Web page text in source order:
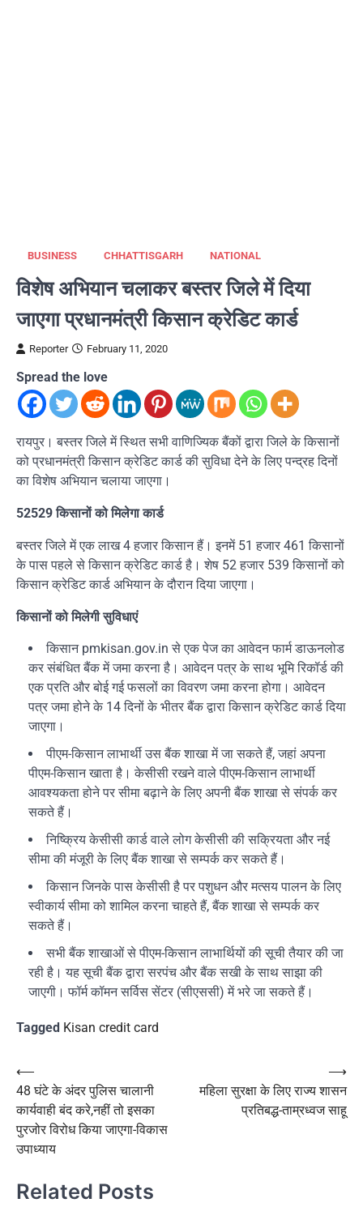
BUSINESS CHHATTISGARH NATIONAL
विशेष अभियान चलाकर बस्तर जिले में दिया
जाएगा प्रधानमंत्री किसान क्रेडिट कार्ड
Reporter February 11, 2020
Spread the love
रायपुर। बस्तर जिले में स्थित सभी वाणिज्यिक बैंकों द्वारा जिले के किसानों
को प्रधानमंत्री किसान क्रेडिट कार्ड की सुविधा देने के लिए पन्द्रह दिनों
का विशेष अभियान चलाया जाएगा।
52529 किसानों को मिलेगा कार्ड
बस्तर जिले में एक लाख 4 हजार किसान हैं। इनमें 51 हजार 461 किसानों
के पास पहले से किसान क्रेडिट कार्ड है। शेष 52 हजार 539 किसानों को
किसान क्रेडिट कार्ड अभियान के दौरान दिया जाएगा।
किसानों को मिलेगी सुविधाएं
किसान pmkisan.gov.in से एक पेज का आवेदन फार्म डाऊनलोड
कर संबंधित बैंक में जमा करना है। आवेदन पत्र के साथ भूमि रिकॉर्ड की
एक प्रति और बोई गई फसलों का विवरण जमा करना होगा। आवेदन
पत्र जमा होने के 14 दिनों के भीतर बैंक द्वारा किसान क्रेडिट कार्ड दिया
जाएगा।
पीएम-किसान लाभार्थी उस बैंक शाखा में जा सकते हैं, जहां अपना
पीएम-किसान खाता है। केसीसी रखने वाले पीएम-किसान लाभार्थी
आवश्यकता होने पर सीमा बढ़ाने के लिए अपनी बैंक शाखा से संपर्क कर
सकते हैं।
निष्क्रिय केसीसी कार्ड वाले लोग केसीसी की सक्रियता और नई
सीमा की मंजूरी के लिए बैंक शाखा से सम्पर्क कर सकते हैं।
किसान जिनके पास केसीसी है पर पशुधन और मत्सय पालन के लिए
स्वीकार्य सीमा को शामिल करना चाहते हैं, बैंक शाखा से सम्पर्क कर
सकते हैं।
सभी बैंक शाखाओं से पीएम-किसान लाभार्थियों की सूची तैयार की जा
रही है। यह सूची बैंक द्वारा सरपंच और बैंक सखी के साथ साझा की
जाएगी। फॉर्म कॉमन सर्विस सेंटर (सीएससी) में भरे जा सकते हैं।
Tagged Kisan credit card
Post
navigation
⟵
48 घंटे के अंदर पुलिस चालानी
कार्यवाही बंद करे,नहीं तो इसका
पुरजोर विरोध किया जाएगा-विकास
उपाध्याय
महिला सुरक्षा के लिए राज्य शासन
प्रतिबद्ध-ताम्रध्वज साहू
⟶
Related Posts